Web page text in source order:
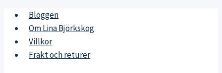
Skip
content
Bloggen
Om Lina Björkskog
Villkor
Frakt och returer